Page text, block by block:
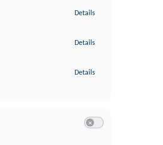
Details
Details
Details